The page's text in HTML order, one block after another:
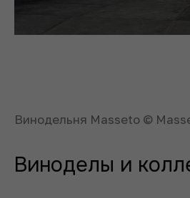
Винодельня Masseto ©
Виноделы и